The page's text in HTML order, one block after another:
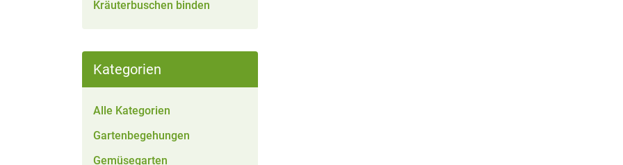
Kräuterbuschen binden
Kategorien
Alle Kategorien
Gartenbegehungen
Gemüsegarten